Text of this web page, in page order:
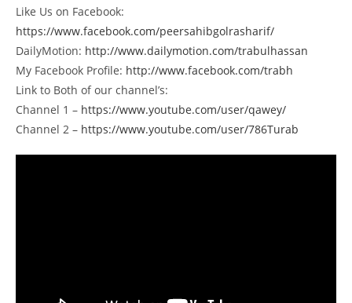
Like Us on Facebook:
https://www.facebook.com/peersahibgolrasharif/
DailyMotion: http://www.dailymotion.com/trabulhassan
My Facebook Profile: http://www.facebook.com/trabh
Link to Both of our channel’s:
Channel 1 – https://www.youtube.com/user/qawey/
Channel 2 – https://www.youtube.com/user/786Turab